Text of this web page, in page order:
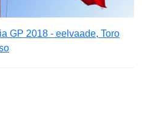
GP 2018 - eelvaade, Toro